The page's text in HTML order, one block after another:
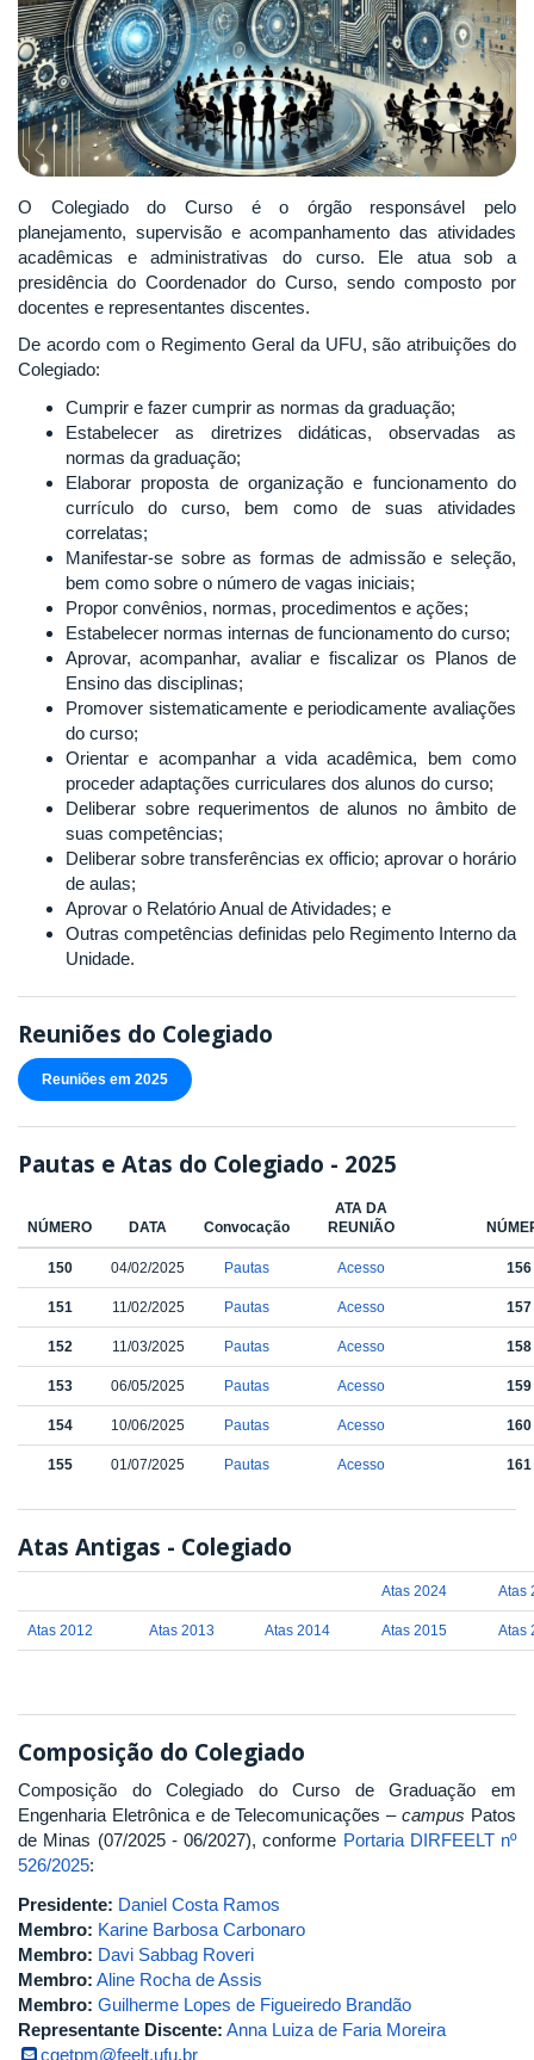
O Colegiado do Curso é o órgão responsável pelo
planejamento, supervisão e acompanhamento das atividades
acadêmicas e administrativas do curso. Ele atua sob a
presidência do Coordenador do Curso, sendo composto por
docentes e representantes discentes.
De acordo com o Regimento Geral da UFU, são atribuições do
Colegiado:
Cumprir e fazer cumprir as normas da graduação;
Estabelecer as diretrizes didáticas, observadas as
normas da graduação;
Elaborar proposta de organização e funcionamento do
currículo do curso, bem como de suas atividades
correlatas;
Manifestar-se sobre as formas de admissão e seleção,
bem como sobre o número de vagas iniciais;
Propor convênios, normas, procedimentos e ações;
Estabelecer normas internas de funcionamento do curso;
Aprovar, acompanhar, avaliar e fiscalizar os Planos de
Ensino das disciplinas;
Promover sistematicamente e periodicamente avaliações
do curso;
Orientar e acompanhar a vida acadêmica, bem como
proceder adaptações curriculares dos alunos do curso;
Deliberar sobre requerimentos de alunos no âmbito de
suas competências;
Deliberar sobre transferências ex officio; aprovar o horário
de aulas;
Aprovar o Relatório Anual de Atividades; e
Outras competências definidas pelo Regimento Interno da
Unidade.
Reuniões do Colegiado
Reuniões em 2025
Pautas e Atas do Colegiado - 2025
NÚMERO DATA Convocação
ATA DA
REUNIÃO
150 04/02/2025 Pautas Acesso 156
151 11/02/2025 Pautas Acesso 157
152 11/03/2025 Pautas Acesso 158
153 06/05/2025 Pautas Acesso 159
154 10/06/2025 Pautas Acesso 160
155 01/07/2025 Pautas Acesso 161
Atas Antigas - Colegiado
Atas 2024 Atas
Atas 2012 Atas 2013 Atas 2014 Atas 2015 Atas
Composição do Colegiado
Composição do Colegiado do Curso de Graduação em
Engenharia Eletrônica e de Telecomunicações –campus Patos
de Minas (07/2025 - 06/2027), conforme Portaria DIRFEELT nº
526/2025:
Presidente: Daniel Costa Ramos
Membro: Karine Barbosa Carbonaro
Membro: Davi Sabbag Roveri
Membro: Aline Rocha de Assis
Membro: Guilherme Lopes de Figueiredo Brandão
Representante Discente: Anna Luiza de Faria Moreira
cgetpm@feelt.ufu.br